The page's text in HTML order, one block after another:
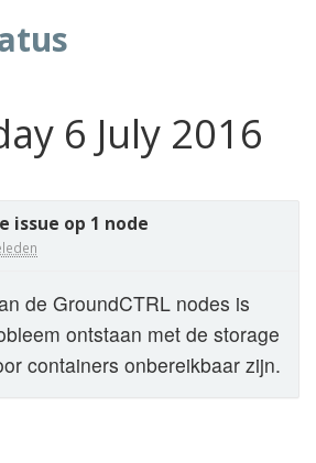
6 July 2016
issue op 1 node
de GroundCTRL nodes is
ontstaan met de storage
containers onbereikbaar zijn.